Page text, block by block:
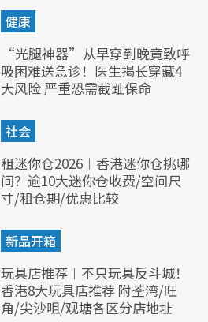
健康
“光腿神器”从早穿到晚竟致呼
吸困难送急诊！医生揭长穿藏4
大风险 严重恐需截趾保命
社会
租迷你仓2026︱香港迷你仓挑哪
间？逾10大迷你仓收费/空间尺
寸/租仓期/优惠比较
新品开箱
玩具店推荐︱不只玩具反斗城！
香港8大玩具店推荐 附荃湾/旺
角/尖沙咀/观塘各区分店地址